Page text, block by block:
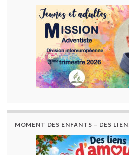
MOMENT DES ENFANTS – DES